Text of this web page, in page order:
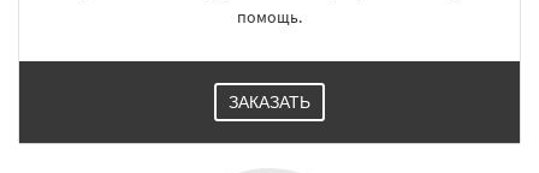
помощь.
ЗАКАЗАТЬ